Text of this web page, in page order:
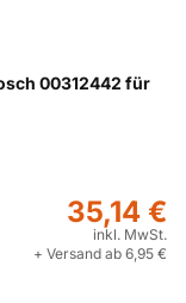
00312442 für
35,14 €
inkl. MwSt.
+ Versand ab 6,95 €